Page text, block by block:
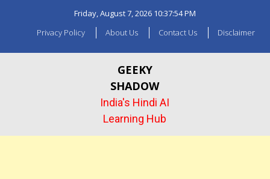
Friday, August 7, 2026 10:37:55 PM
Privacy Policy
About Us Contact Us Disclaimer
GEEKY
SHADOW
India's Hindi AI
Learning Hub